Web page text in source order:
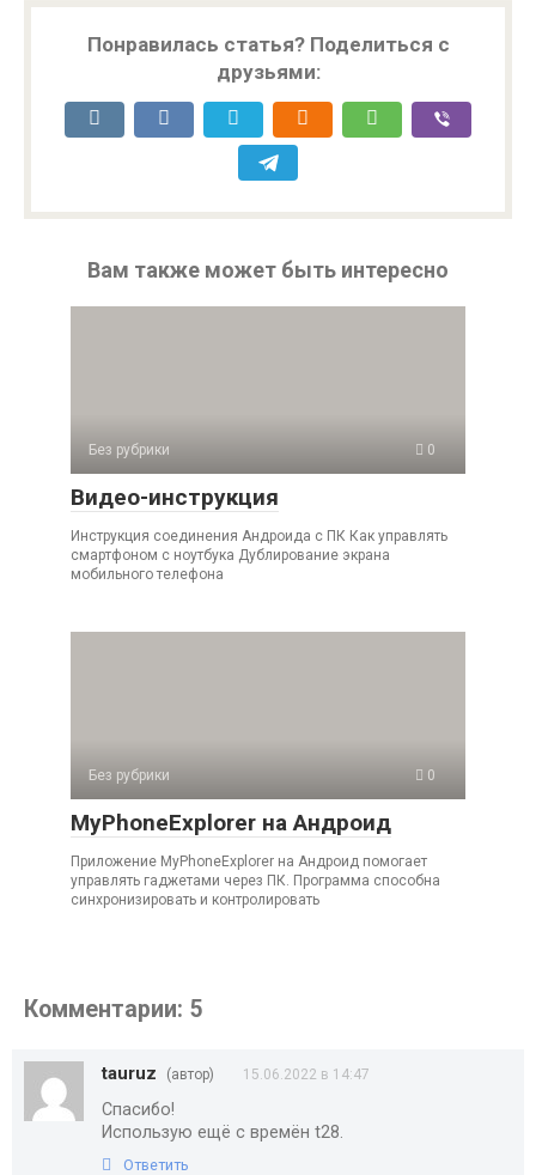
Понравилась статья? Поделиться с
друзьями:
Вам также может быть интересно
Без рубрики 0
Видео-инструкция
Инструкция соединения Андроида с ПК Как управлять
смартфоном с ноутбука Дублирование экрана
мобильного телефона
Без рубрики 0
MyPhoneExplorer на Андроид
Приложение MyPhoneExplorer на Андроид помогает
управлять гаджетами через ПК. Программа способна
синхронизировать и контролировать
Комментарии: 5
tauruz (автор) 15.06.2022 в 14:47
Спасибо!
Использую ещё с времён t28.
Ответить